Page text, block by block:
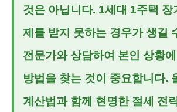
것은 아닙니다. 1세대 1주택 장
제를 받지 못하는 경우가 생길
전문가와 상담하여 본인 상황
방법을 찾는 것이 중요합니다.
계산법 과 함께 현명한 절세 전